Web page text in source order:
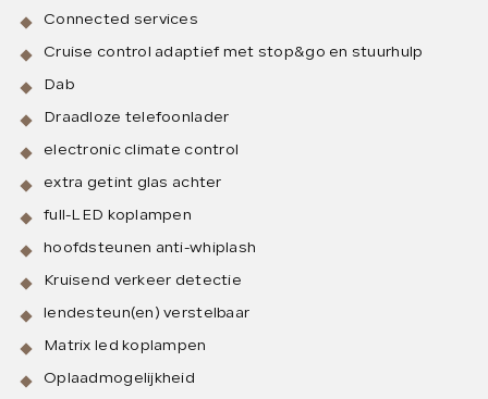
Connected services
Cruise control adaptief met stop&go en stuurhulp
Dab
Draadloze telefoonlader
electronic climate control
extra getint glas achter
full-LED koplampen
hoofdsteunen anti-whiplash
Kruisend verkeer detectie
lendesteun(en) verstelbaar
Matrix led koplampen
Oplaadmogelijkheid